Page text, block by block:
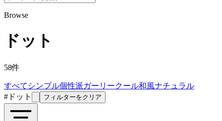
Browse
ドット
58件
すべて シンプル個性派ガーリークール和風ナチュラル
# ドット フィルターをクリア